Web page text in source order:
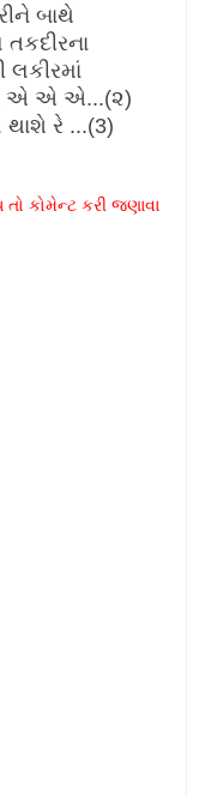
બાથે
લકીરમાં
હે એ એ એ...(૨)
રે ...(3)
કોમેન્ટ કરી જણાવા